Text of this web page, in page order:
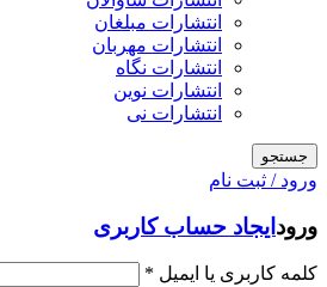
انتشارات مبلغان
انتشارات مهربان
انتشارات نگاه
انتشارات نوین
انتشارات نی
جستجو
ورود / ثبت نام
ورود ایجاد حساب کاربری
کلمه کاربری یا ایمیل *